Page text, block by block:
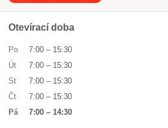
Otevírací doba
Po 7:00 – 15:30
Út
7:00 – 15:30
St
7:00 – 15:30
Čt
7:00 – 15:30
Pá
7:00 – 14:30